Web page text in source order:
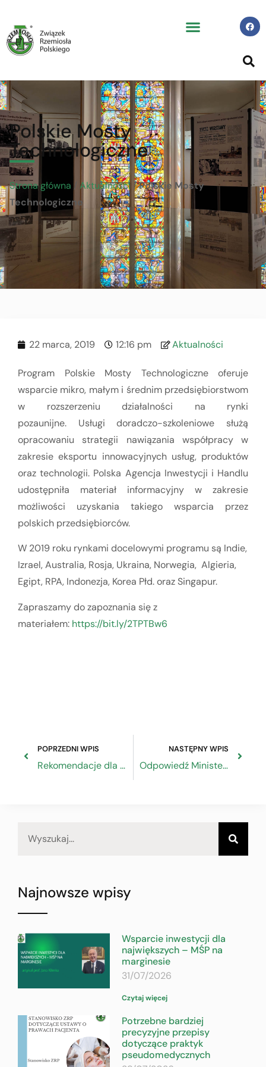
Polskie Mosty
Technologiczne
Strona główna / Aktualności/Polskie Mosty
Technologiczne
22 marca, 2019 12:16 pm Aktualności
Program Polskie Mosty Technologiczne oferuje
wsparcie mikro, małym i średnim przedsiębiorstwom
w rozszerzeniu działalności na rynki
pozaunijne. Usługi doradczo-szkoleniowe służą
opracowaniu strategii nawiązania współpracy w
zakresie eksportu innowacyjnych usług, produktów
oraz technologii. Polska Agencja Inwestycji i Handlu
udostępniła materiał informacyjny w zakresie
możliwości uzyskania takiego wsparcia przez
polskich przedsiębiorców.
W 2019 roku rynkami docelowymi programu są Indie,
Izrael, Australia, Rosja, Ukraina, Norwegia, Algieria,
Egipt, RPA, Indonezja, Korea Płd. oraz Singapur.
Zapraszamy do zapoznania się z
materiałem: https://bit.ly/2TPTBw6
POPRZEDNI WPIS
Rekomendacje dla międzyinstytucjonalnych negocjacji dotyczących regulacji w sprawie wspólnych przepisów w polityce spójności: priorytet dla partnerstwa
NASTĘPNY WPIS
Odpowiedź Ministerstwa Finansów na pismo ZRP ws. problemów z wysyłaniem elektronicznych sprawozdań finansowych
Najnowsze wpisy
Wsparcie inwestycji dla
największych – MŚP na
marginesie
31/07/2026
Czytaj więcej
Potrzebne bardziej
precyzyjne przepisy
dotyczące praktyk
pseudomedycznych